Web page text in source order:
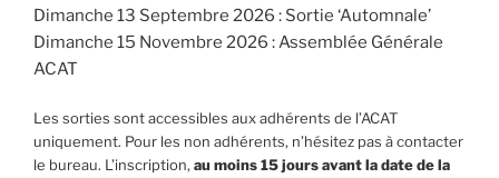
Dimanche 13 Septembre 2026 : Sortie ‘Automnale’
Dimanche 15 Novembre 2026 : Assemblée Générale
ACAT
Les sorties sont accessibles aux adhérents de l’ACAT
uniquement. Pour les non adhérents, n’hésitez pas à contacter
le bureau. L’inscription, au moins 15 jours avant la date de la